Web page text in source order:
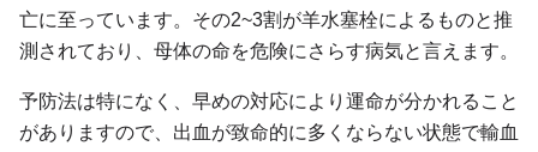
亡に至っています。その2~3割が羊水塞栓によるものと推
測されており、母体の命を危険にさらす病気と言えます。
予防法は特になく、早めの対応により運命が分かれること
がありますので、出血が致命的に多くならない状態で輸血